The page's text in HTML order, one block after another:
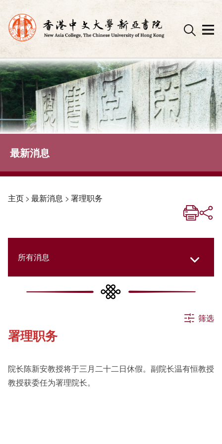
Skip
to
content
最新消息
主页> 最新消息 > 署理职务
所有消息
所有消息
活动
申请
筛选
署理职务
院长陈新安教授将于三月二十二日休假。副院长温有恒教授
教授获委任为署理院长。